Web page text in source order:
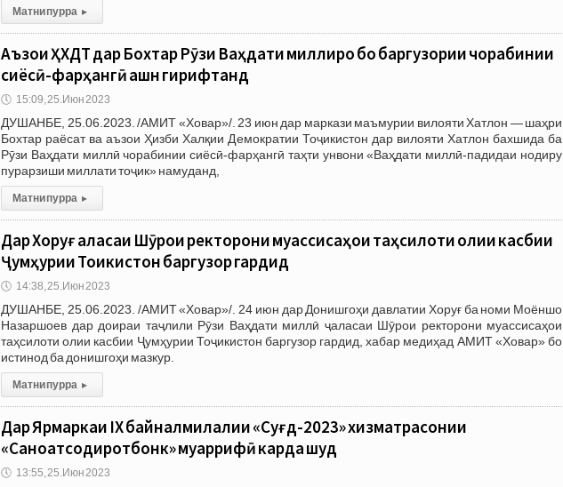
Матни пурра ▸
Аъзои ҲХДТ дар Бохтар Рӯзи Ваҳдати миллиро бо баргузории чорабинии
сиёсӣ-фарҳангӣ ҷашн гирифтанд
🕔 15:09, 25.Июн 2023
ДУШАНБЕ, 25.06.2023. /АМИТ «Ховар»/. 23 июн дар маркази маъмурии вилояти Хатлон — шаҳри
Бохтар раёсат ва аъзои Ҳизби Халқии Демократии Тоҷикистон дар вилояти Хатлон бахшида ба
Рӯзи Ваҳдати миллӣ чорабинии сиёсӣ-фарҳангӣ таҳти унвони «Ваҳдати миллӣ-падидаи нодиру
пурарзиши миллати тоҷик» намуданд,
Матни пурра ▸
Дар Хоруғ ҷаласаи Шӯрои ректорони муассисаҳои таҳсилоти олии касбии
Ҷумҳурии Тоҷикистон баргузор гардид
🕔 14:38, 25.Июн 2023
ДУШАНБЕ, 25.06.2023. /АМИТ «Ховар»/. 24 июн дар Донишгоҳи давлатии Хоруғ ба номи Моёншо
Назаршоев дар доираи таҷлили Рӯзи Ваҳдати миллӣ ҷаласаи Шӯрои ректорони муассисаҳои
таҳсилоти олии касбии Ҷумҳурии Тоҷикистон баргузор гардид, хабар медиҳад АМИТ «Ховар» бо
истинод ба донишгоҳи мазкур.
Матни пурра ▸
Дар Ярмаркаи IX байналмилалии «Суғд-2023» хизматрасонии
«Саноатсодиротбонк» муаррифӣ карда шуд
🕔 13:55, 25.Июн 2023